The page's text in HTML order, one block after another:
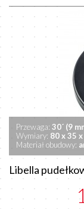
Przewaga: 30´ (9
Wymiary: 80 x 35
Materiał obudowy:
Libella